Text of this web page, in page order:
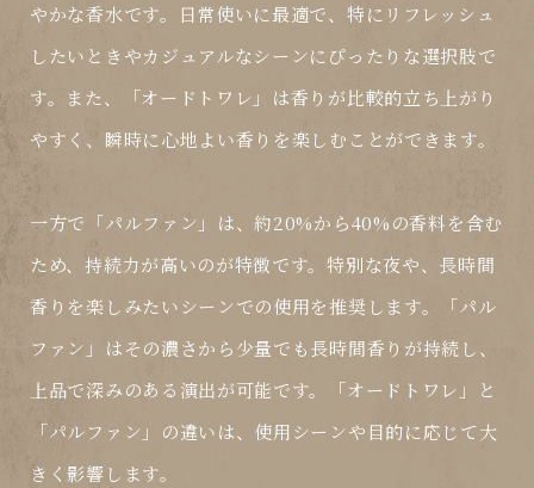
やかな香水です。日常使いに最適で、特にリフレッシュ
したいときやカジュアルなシーンにぴったりな選択肢で
す。また、「オードトワレ」は香りが比較的立ち上がり
やすく、瞬時に心地よい香りを楽しむことができます。
一方で「パルファン」は、約20%から40%の香料を含む
ため、持続力が高いのが特徴です。特別な夜や、長時間
香りを楽しみたいシーンでの使用を推奨します。「パル
ファン」はその濃さから少量でも長時間香りが持続し、
上品で深みのある演出が可能です。「オードトワレ」と
「パルファン」の違いは、使用シーンや目的に応じて大
きく影響します。